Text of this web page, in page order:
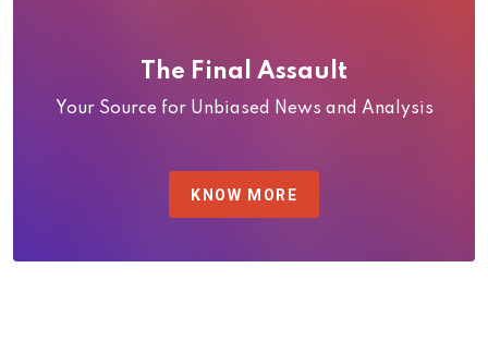
The Final Assault
Your Source for Unbiased News and Analysis
KNOW MORE